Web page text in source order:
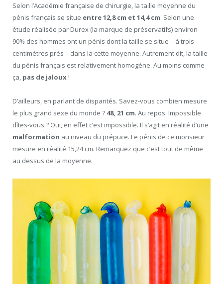
Selon l’Académie française de chirurgie, la taille moyenne du
pénis français se situe entre 12,8 cm et 14,4 cm. Selon une
étude réalisée par Durex (la marque de préservatifs) environ
90% des hommes ont un pénis dont la taille se situe – à trois
centimètres près – dans la cette moyenne. Autrement dit, la taille
du pénis français est relativement homogène. Au moins comme
ça, pas de jaloux !
D’ailleurs, en parlant de disparités. Savez-vous combien mesure
le plus grand sexe du monde ? 48, 21 cm. Au repos. Impossible
dîtes-vous ? Oui, en effet c’est impossible. Il s’agit en réalité d’une
malformation au niveau du prépuce. Le pénis de ce monsieur
mesure en réalité 15,24 cm. Remarquez que c’est tout de même
au dessus de la moyenne.